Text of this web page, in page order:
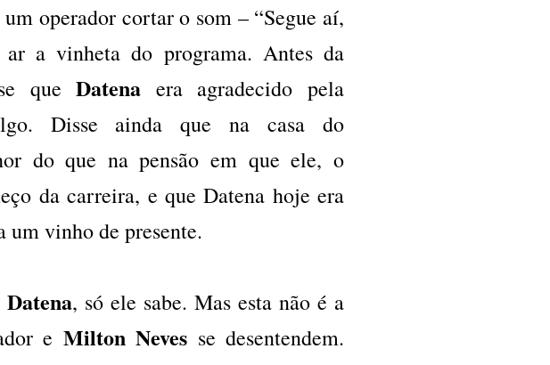
operador cortar o som – “Segue aí,
a vinheta do programa. Antes da
queDatena era agradecido pela
Disse ainda que na casa do
do que na pensão em que ele, o
da carreira, e que Datena hoje era
um vinho de presente.
Datena, só ele sabe. Mas esta não é a
e Milton Neves se desentendem.